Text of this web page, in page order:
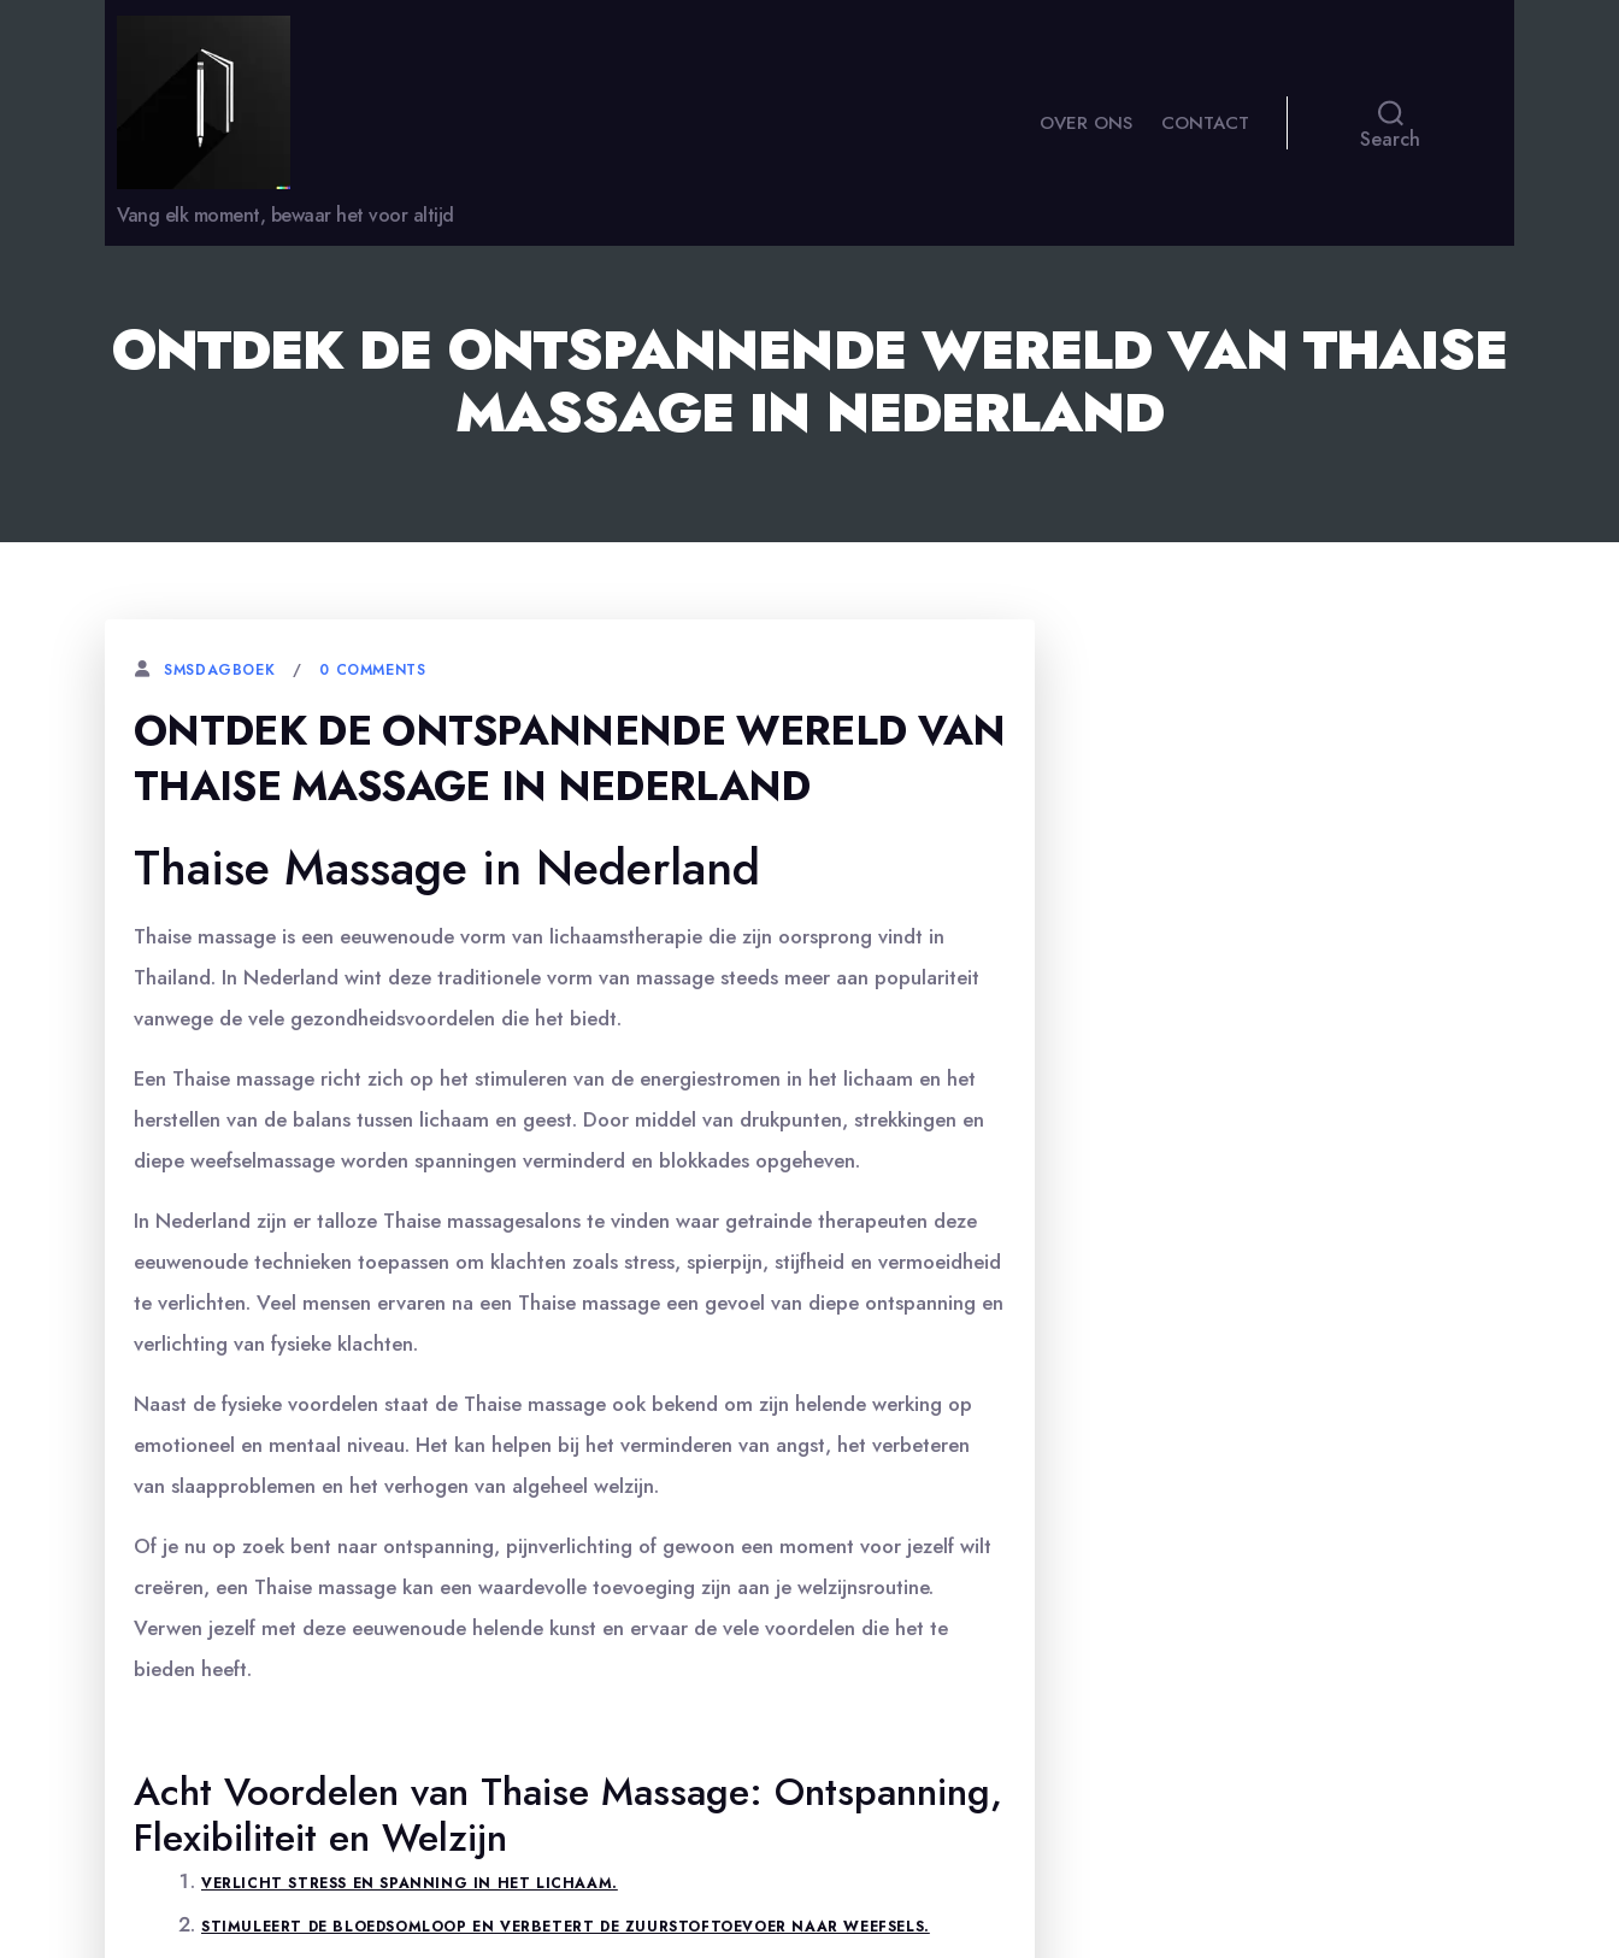
Vang elk moment, bewaar het voor altijd
OVER ONS CONTACT
Search
ONTDEK DE ONTSPANNENDE WERELD VAN THAISE
MASSAGE IN NEDERLAND
SMSDAGBOEK 0 COMMENTS
ONTDEK DE ONTSPANNENDE WERELD VAN
THAISE MASSAGE IN NEDERLAND
Thaise Massage in Nederland
Thaise massage is een eeuwenoude vorm van lichaamstherapie die zijn oorsprong vindt in
Thailand. In Nederland wint deze traditionele vorm van massage steeds meer aan populariteit
vanwege de vele gezondheidsvoordelen die het biedt.
Een Thaise massage richt zich op het stimuleren van de energiestromen in het lichaam en het
herstellen van de balans tussen lichaam en geest. Door middel van drukpunten, strekkingen en
diepe weefselmassage worden spanningen verminderd en blokkades opgeheven.
In Nederland zijn er talloze Thaise massagesalons te vinden waar getrainde therapeuten deze
eeuwenoude technieken toepassen om klachten zoals stress, spierpijn, stijfheid en vermoeidheid
te verlichten. Veel mensen ervaren na een Thaise massage een gevoel van diepe ontspanning en
verlichting van fysieke klachten.
Naast de fysieke voordelen staat de Thaise massage ook bekend om zijn helende werking op
emotioneel en mentaal niveau. Het kan helpen bij het verminderen van angst, het verbeteren
van slaapproblemen en het verhogen van algeheel welzijn.
Of je nu op zoek bent naar ontspanning, pijnverlichting of gewoon een moment voor jezelf wilt
creëren, een Thaise massage kan een waardevolle toevoeging zijn aan je welzijnsroutine.
Verwen jezelf met deze eeuwenoude helende kunst en ervaar de vele voordelen die het te
bieden heeft.
Acht Voordelen van Thaise Massage: Ontspanning,
Flexibiliteit en Welzijn
VERLICHT STRESS EN SPANNING IN HET LICHAAM.
STIMULEERT DE BLOEDSOMLOOP EN VERBETERT DE ZUURSTOFTOEVOER NAAR WEEFSELS.